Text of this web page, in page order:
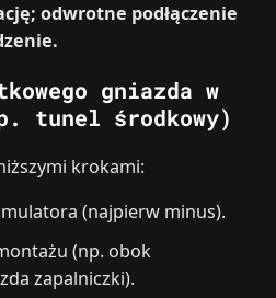
odwrotne podłączenie
gniazda w
tunel środkowy)
krokami:
(najpierw minus).
(np. obok
zapalniczki).